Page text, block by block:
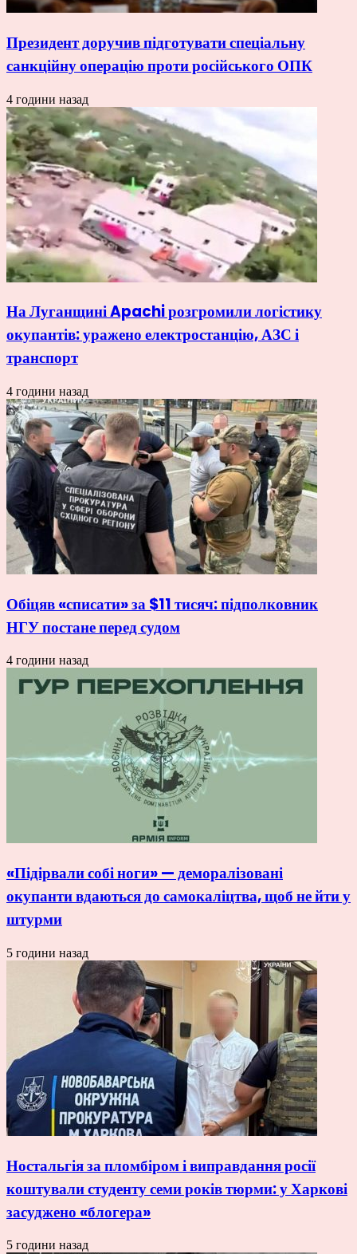
Президент доручив підготувати спеціальну
санкційну операцію проти російського ОПК
4 години назад
На Луганщині Apachi розгромили логістику
окупантів: уражено електростанцію, АЗС і
транспорт
4 години назад
Обіцяв «списати» за $11 тисяч: підполковник
НГУ постане перед судом
4 години назад
«Підірвали собі ноги» — деморалізовані
окупанти вдаються до самокаліцтва, щоб не йти у
штурми
5 години назад
Ностальгія за пломбіром і виправдання росії
коштували студенту семи років тюрми: у Харкові
засуджено «блогера»
5 години назад